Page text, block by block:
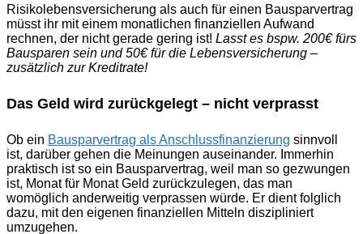
Risikolebensversicherung als auch für einen Bausparvertrag
müsst ihr mit einem monatlichen finanziellen Aufwand
rechnen, der nicht gerade gering ist! Lasst es bspw. 200€ fürs
Bausparen sein und 50€ für die Lebensversicherung –
zusätzlich zur Kreditrate!
Das Geld wird zurückgelegt – nicht verprasst
Ob ein Bausparvertrag als Anschlussfinanzierung sinnvoll
ist, darüber gehen die Meinungen auseinander. Immerhin
praktisch ist so ein Bausparvertrag, weil man so gezwungen
ist, Monat für Monat Geld zurückzulegen, das man
womöglich anderweitig verprassen würde. Er dient folglich
dazu, mit den eigenen finanziellen Mitteln diszipliniert
umzugehen.